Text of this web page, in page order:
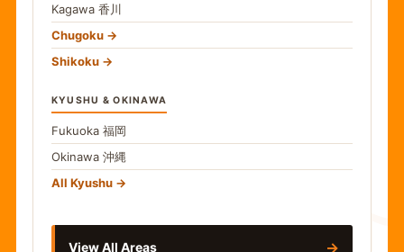
Kagawa 香川
Chugoku
Shikoku
KYUSHU & OKINAWA
Fukuoka 福岡
Okinawa 沖縄
All Kyushu
View All Areas →